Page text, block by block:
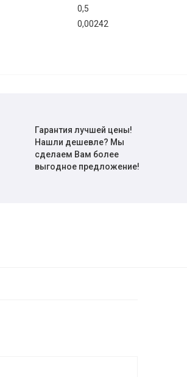
0,5
0,00242
Гарантия лучшей цены!
Нашли дешевле? Мы
сделаем Вам более
выгодное предложение!